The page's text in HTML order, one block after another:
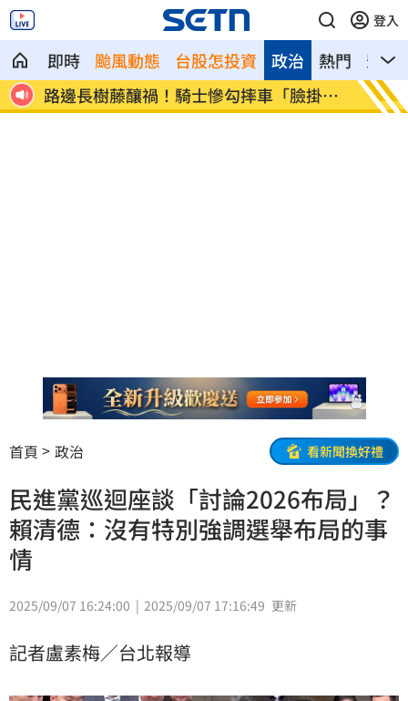
登入
即時 颱風動態 台股怎投資 熱門 影音
政治
說
路邊長樹藤釀禍！騎士慘勾摔車「臉掛
彩」
台中
句
首頁 政治 看新聞換好禮
民進黨巡迴座談「討論2026布局」？
賴清德：沒有特別強調選舉布局的事
情
2025/09/07 16:24:00 2025/09/07 17:16:49 更新
記者盧素梅／台北報導